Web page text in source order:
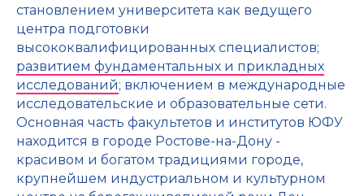
становлением университета как ведущего
центра подготовки
высококвалифицированных специалистов;
развитием фундаментальных и прикладных
исследований; включением в международные
исследовательские и образовательные сети.
Основная часть факультетов и институтов ЮФУ
находится в городе Ростове-на-Дону -
красивом и богатом традициями городе,
крупнейшем индустриальном и культурном